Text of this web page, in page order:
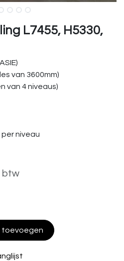
L7455, H5330,
van 3600mm)
van 4 niveaus)
niveau
btw
toevoegen